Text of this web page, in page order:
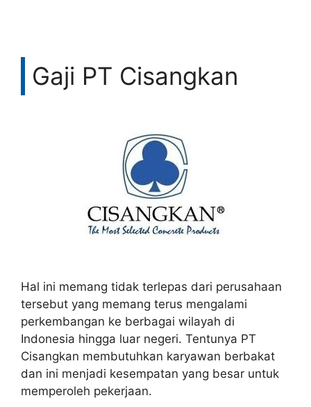
Gaji PT Cisangkan
Hal ini memang tidak terlepas dari perusahaan
tersebut yang memang terus mengalami
perkembangan ke berbagai wilayah di
Indonesia hingga luar negeri. Tentunya PT
Cisangkan membutuhkan karyawan berbakat
dan ini menjadi kesempatan yang besar untuk
memperoleh pekerjaan.